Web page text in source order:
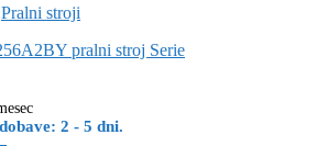
Pralni stroji
pralni stroj Serie
2 - 5 dni.